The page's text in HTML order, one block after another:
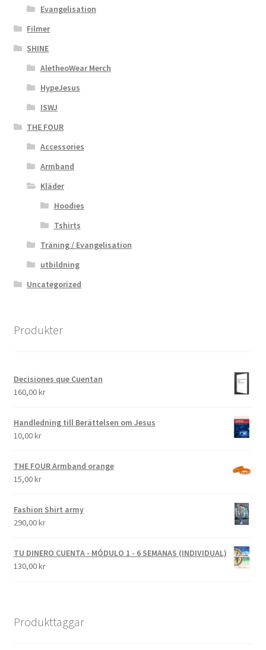
Evangelisation
Filmer
SHINE
AletheoWear Merch
HypeJesus
ISWJ
THE FOUR
Accessories
Armband
Kläder
Hoodies
Tshirts
Träning / Evangelisation
utbildning
Uncategorized
Produkter
Decisiones que Cuentan
160,00kr
Handledning till Berättelsen om Jesus
10,00kr
THE FOUR Armband orange
15,00kr
Fashion Shirt army
290,00kr
TU DINERO CUENTA - MÓDULO 1 - 6 SEMANAS (INDIVIDUAL)
130,00kr
Produkttaggar